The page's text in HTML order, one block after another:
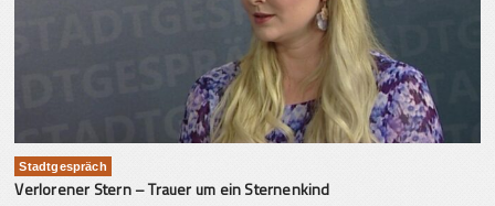
Stadtgespräch
Verlorener Stern – Trauer um ein Sternenkind